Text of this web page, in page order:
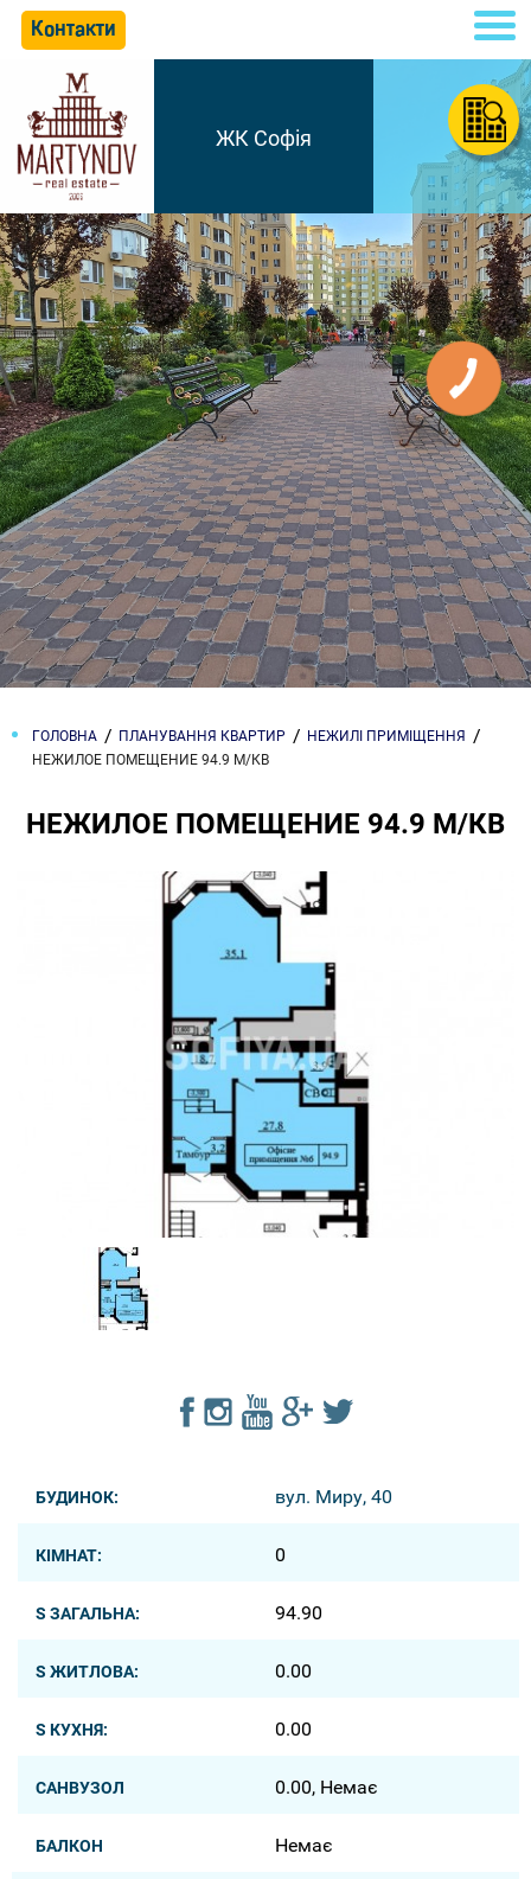
Контакти
ЖК Софія
ГОЛОВНА ПЛАНУВАННЯ КВАРТИР
НЕЖИЛІ ПРИМІЩЕННЯ
НЕЖИЛОЕ ПОМЕЩЕНИЕ 94.9 М/КВ
НЕЖИЛОЕ ПОМЕЩЕНИЕ 94.9 М/КВ
БУДИНОК: вул. Миру, 40
КІМНАТ: 0
S ЗАГАЛЬНА: 94.90
S ЖИТЛОВА: 0.00
S КУХНЯ: 0.00
САНВУЗОЛ 0.00, Немає
БАЛКОН Немає